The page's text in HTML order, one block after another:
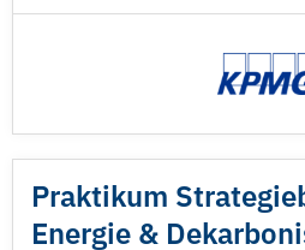
Praktikum
Energie &